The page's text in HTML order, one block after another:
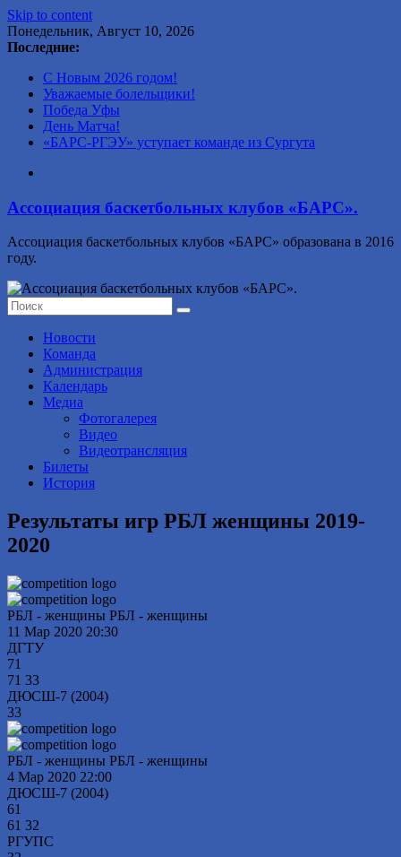
Skip to content
Понедельник, Август 10, 2026
Последние:
С Новым 2026 годом!
Уважаемые болельщики!
Победа Уфы
День Матча!
«БАРС-РГЭУ» уступает команде из Сургута
Ассоциация баскетбольных клубов «БАРС».
Ассоциация баскетбольных клубов «БАРС» образована в 2016
году.
Новости
Команда
Администрация
Календарь
Медиа
Фотогалерея
Видео
Видеотрансляция
Билеты
История
Результаты игр РБЛ женщины 2019-
2020
РБЛ - женщины РБЛ - женщины
11 Мар 2020 20:30
ДГТУ
71
71 33
ДЮСШ-7 (2004)
33
РБЛ - женщины РБЛ - женщины
4 Мар 2020 22:00
ДЮСШ-7 (2004)
61
61 32
РГУПС